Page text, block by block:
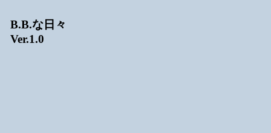
B.B.な日々
Ver.1.0